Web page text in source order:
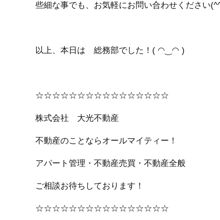
些細な事でも、お気軽にお問い合わせください
以上、本日は 総務部でした！( ◠‿◠ )
☆☆☆☆☆☆☆☆☆☆☆☆☆☆☆☆
株式会社 大光不動産
不動産のことならオールマイティー！
アパート管理・不動産売買・不動産全般
ご相談お待ちしております！
☆☆☆☆☆☆☆☆☆☆☆☆☆☆☆☆